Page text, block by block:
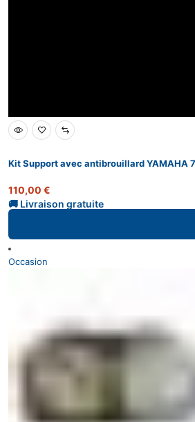
Kit Support avec antibrouillard YAMAHA
110,00 €
Occasion